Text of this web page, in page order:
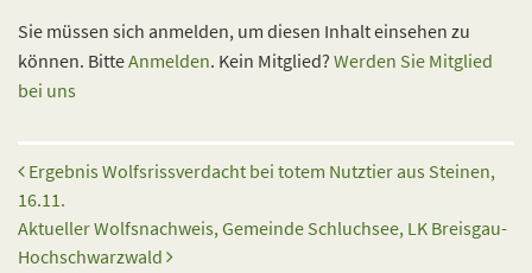
Sie müssen sich anmelden, um diesen Inhalt einsehen zu
können. BitteAnmelden. Kein Mitglied? Werden Sie Mitglied
bei uns
Beitrags-Navigation
Ergebnis Wolfsrissverdacht bei totem Nutztier aus Steinen,
16.11.
Aktueller Wolfsnachweis, Gemeinde Schluchsee, LK Breisgau-
Hochschwarzwald